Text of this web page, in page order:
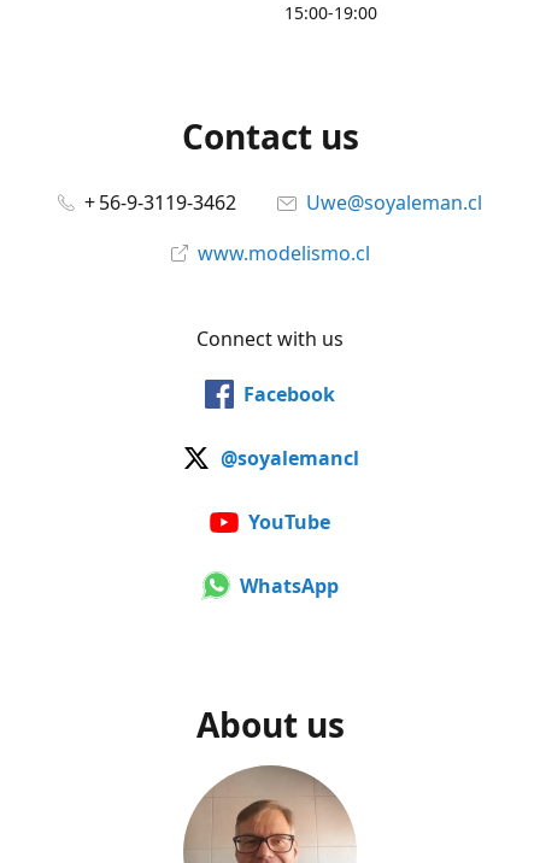
15:00-19:00
Contact us
+ 56-9-3119-3462
Uwe@soyaleman.cl
www.modelismo.cl
Connect with us
Facebook
@soyalemancl
YouTube
WhatsApp
About us